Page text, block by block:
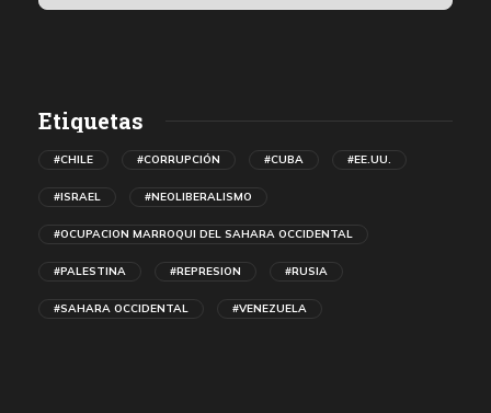
Etiquetas
#CHILE #CORRUPCIÓN #CUBA #EE.UU.
#ISRAEL #NEOLIBERALISMO
#OCUPACION MARROQUI DEL SAHARA OCCIDENTAL
#PALESTINA #REPRESION #RUSIA
#SAHARA OCCIDENTAL #VENEZUELA